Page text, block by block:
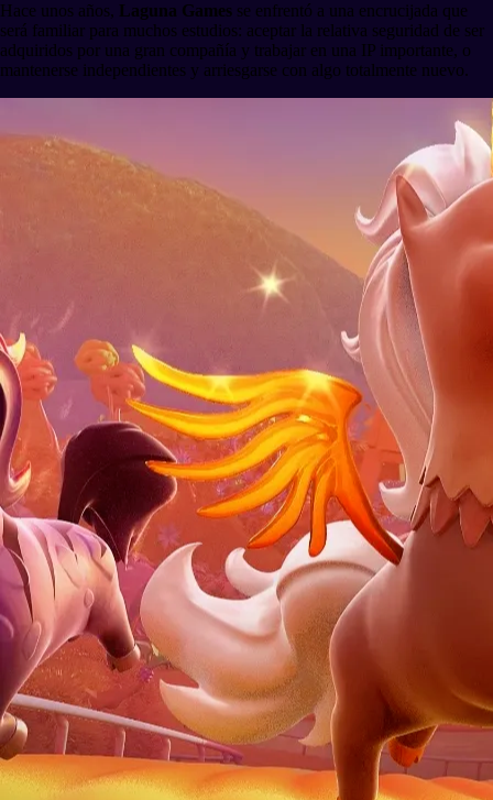
Hace unos años, Laguna Games se enfrentó a una encrucijada que
será familiar para muchos estudios: aceptar la relativa seguridad de ser
adquiridos por una gran compañía y trabajar en una IP importante, o
mantenerse independientes y arriesgarse con algo totalmente nuevo.